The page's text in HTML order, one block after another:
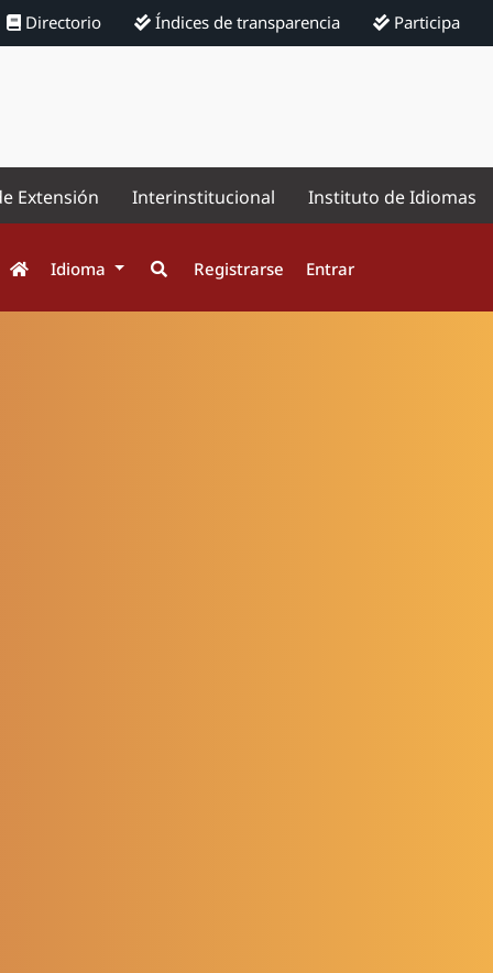
Directorio Índices de transparencia Participa
Extensión Interinstitucional Instituto de Idiomas
Idioma Registrarse Entrar